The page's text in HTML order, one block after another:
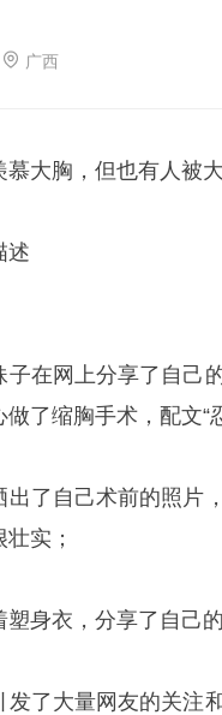
广西
慕大胸，但也有人被
述
子在网上分享了自己
了缩胸手术，配文“
出了自己术前的照片
实；
身衣，分享了自己的
发了大量网友的关注